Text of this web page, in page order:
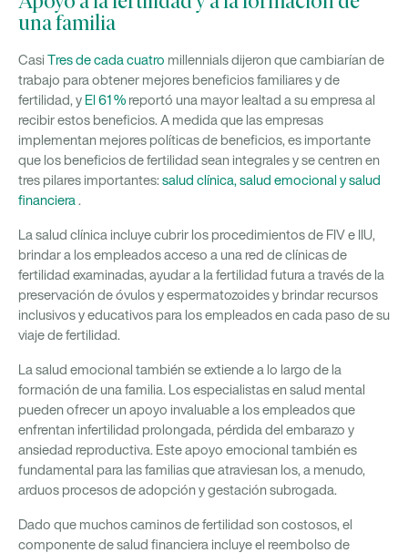
una familia
Casi Tres de cada cuatro millennials dijeron que cambiarían de
trabajo para obtener mejores beneficios familiares y de
fertilidad, y El 61 % reportó una mayor lealtad a su empresa al
recibir estos beneficios. A medida que las empresas
implementan mejores políticas de beneficios, es importante
que los beneficios de fertilidad sean integrales y se centren en
tres pilares importantes:salud clínica, salud emocional y salud
financiera.
La salud clínica incluye cubrir los procedimientos de FIV e IIU,
brindar a los empleados acceso a una red de clínicas de
fertilidad examinadas, ayudar a la fertilidad futura a través de la
preservación de óvulos y espermatozoides y brindar recursos
inclusivos y educativos para los empleados en cada paso de su
viaje de fertilidad.
La salud emocional también se extiende a lo largo de la
formación de una familia. Los especialistas en salud mental
pueden ofrecer un apoyo invaluable a los empleados que
enfrentan infertilidad prolongada, pérdida del embarazo y
ansiedad reproductiva. Este apoyo emocional también es
fundamental para las familias que atraviesan los, a menudo,
arduos procesos de adopción y gestación subrogada.
Dado que muchos caminos de fertilidad son costosos, el
componente de salud financiera incluye el reembolso de